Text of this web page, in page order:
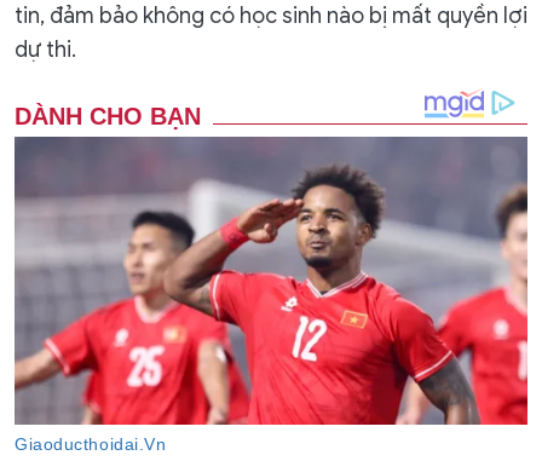
tin, đảm bảo không có học sinh nào bị mất quyền lợi
dự thi.